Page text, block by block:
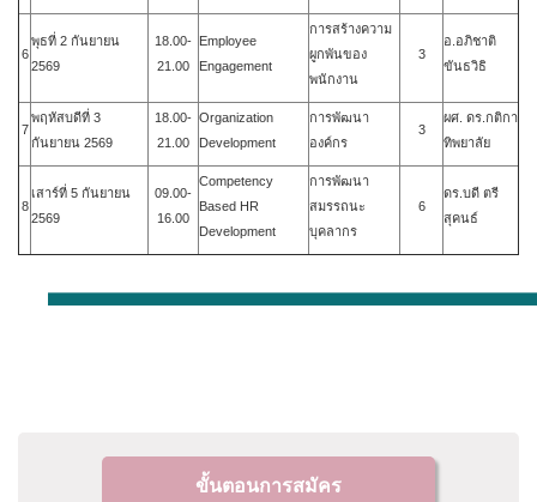
6
พุธที่ 2 กันยายน
2569
18.00-
21.00
Employee
Engagement
การสร้างความ
ผูกพันของ
พนักงาน
3
อ.อภิชาติ
ขันธวิธิ
7
พฤหัสบดีที่ 3
กันยายน 2569
18.00-
21.00
Organization
Development
การพัฒนา
องค์กร
3
ผศ. ดร.กติกา
ทิพยาลัย
8
เสาร์ที่ 5 กันยายน
2569
09.00-
16.00
Competency
Based HR
Development
การพัฒนา
สมรรถนะ
บุคลากร
6
ดร.บดี ตรี
สุคนธ์
ขั้นตอนการสมัคร